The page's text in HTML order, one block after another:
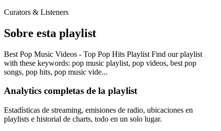
Curators & Listeners
Sobre esta playlist
Best Pop Music Videos - Top Pop Hits Playlist Find our playlist
with these keywords: pop music playlist, pop videos, best pop
songs, pop hits, pop music vide...
Analytics completas de la playlist
Estadísticas de streaming, emisiones de radio, ubicaciones en
playlists e historial de charts, todo en un solo lugar.